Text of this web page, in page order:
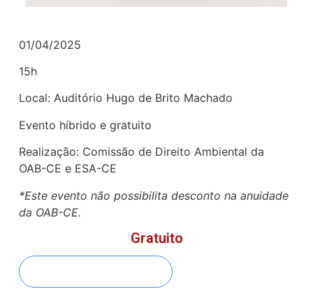
01/04/2025
15h
Local: Auditório Hugo de Brito Machado
Evento híbrido e gratuito
Realização: Comissão de Direito Ambiental da
OAB-CE e ESA-CE
*Este evento não possibilita desconto na anuidade
da OAB-CE.
Gratuito